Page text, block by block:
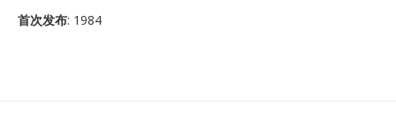
首次发布: 1984